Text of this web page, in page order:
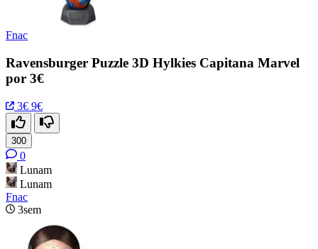
Fnac
Ravensburger Puzzle 3D Hylkies Capitana Marvel
por 3€
3€ 9€
300
0
Lunam
Lunam
Fnac
3sem